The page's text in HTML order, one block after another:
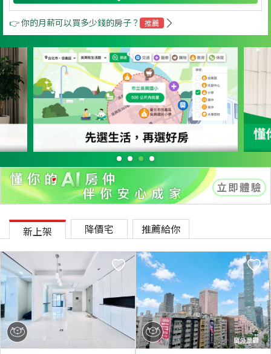
👉 你的月薪可以買多少錢的房子？ 推薦
新上架 降價宅 推薦給你